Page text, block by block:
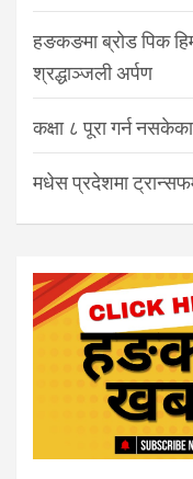
हङकङमा ब्रोड पिक
श्रद्धाञ्जली अर्पण
कक्षा ८ पूरा गर्न
मधेस प्रदेशमा